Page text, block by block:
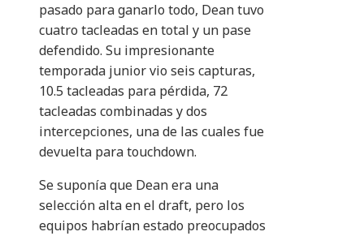
pasado para ganarlo todo, Dean tuvo
cuatro tacleadas en total y un pase
defendido. Su impresionante
temporada junior vio seis capturas,
10.5 tacleadas para pérdida, 72
tacleadas combinadas y dos
intercepciones, una de las cuales fue
devuelta para touchdown.
Se suponía que Dean era una
selección alta en el draft, pero los
equipos habrían estado preocupados